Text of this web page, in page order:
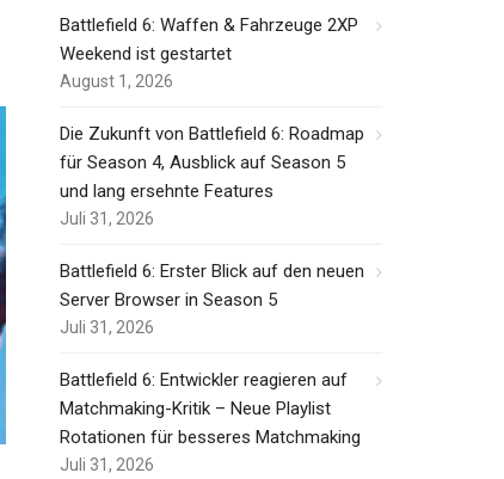
Battlefield 6: Waffen & Fahrzeuge 2XP
Weekend ist gestartet
August 1, 2026
Die Zukunft von Battlefield 6: Roadmap
für Season 4, Ausblick auf Season 5
und lang ersehnte Features
Juli 31, 2026
Battlefield 6: Erster Blick auf den neuen
Server Browser in Season 5
Juli 31, 2026
Battlefield 6: Entwickler reagieren auf
Matchmaking-Kritik – Neue Playlist
Rotationen für besseres Matchmaking
Juli 31, 2026